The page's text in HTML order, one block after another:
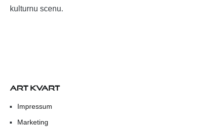
kulturnu scenu.
ART KVART
Impressum
Marketing